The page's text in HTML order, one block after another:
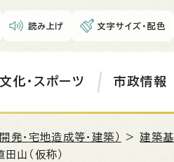
読み上げ 文字サイズ・配色
化・スポーツ 市政情報
発・宅地造成等・建築） >建築
山（仮称）